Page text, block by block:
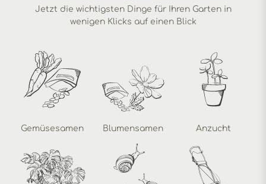
Jetzt die wichtigsten Dinge für Ihren Garten in
wenigen Klicks auf einen Blick
Gemüsesamen Blumensamen Anzucht